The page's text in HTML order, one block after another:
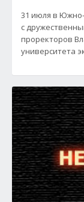
31 июля в
с
проректоров
университета